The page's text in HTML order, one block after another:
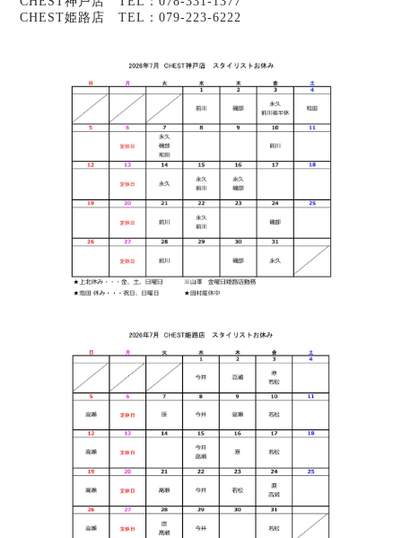
CHEST姫路店 TEL：079-223-6222